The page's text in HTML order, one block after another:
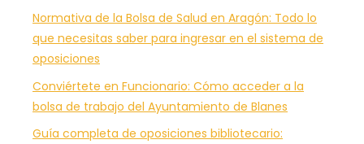
Normativa de la Bolsa de Salud en Aragón: Todo lo
que necesitas saber para ingresar en el sistema de
oposiciones
Conviértete en Funcionario: Cómo acceder a la
bolsa de trabajo del Ayuntamiento de Blanes
Guía completa de oposiciones bibliotecario: